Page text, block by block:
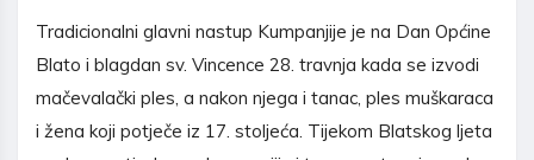
Tradicionalni glavni nastup Kumpanjije je na Dan Općine
Blato i blagdan sv. Vincence 28. travnja kada se izvodi
mačevalački ples, a nakon njega i tanac, ples muškaraca
i žena koji potječe iz 17. stoljeća. Tijekom Blatskog ljeta